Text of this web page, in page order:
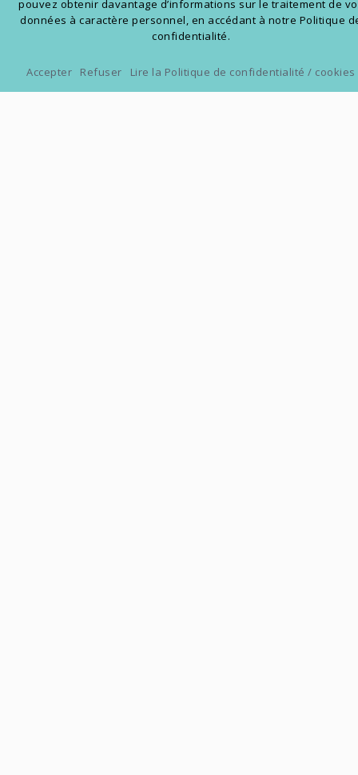
pouvez obtenir davantage d’informations sur le traitement de
données à caractère personnel, en accédant à notre Politique
confidentialité.
Accepter Refuser Lire la Politique de confidentialité / cookies